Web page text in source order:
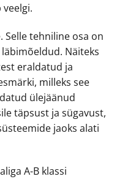
Selle tehniline osa on
Näiteks
eraldatud ja
milleks see
ülejäänud
täpsust ja sügavust,
jaoks alati
A-B klassi